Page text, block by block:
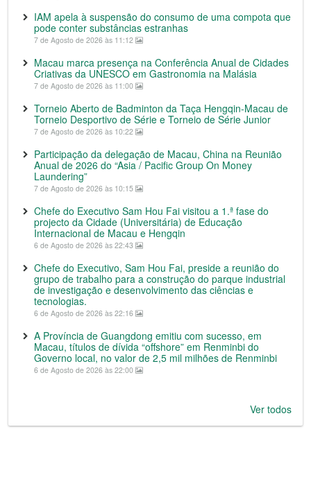
IAM apela à suspensão do consumo de uma compota que
pode conter substâncias estranhas
7 de Agosto de 2026 às 11:12
Macau marca presença na Conferência Anual de Cidades
Criativas da UNESCO em Gastronomia na Malásia
7 de Agosto de 2026 às 11:00
Torneio Aberto de Badminton da Taça Hengqin-Macau de
Torneio Desportivo de Série e Torneio de Série Junior
7 de Agosto de 2026 às 10:22
Participação da delegação de Macau, China na Reunião
Anual de 2026 do “Asia / Pacific Group On Money
Laundering”
7 de Agosto de 2026 às 10:15
Chefe do Executivo Sam Hou Fai visitou a 1.ª fase do
projecto da Cidade (Universitária) de Educação
Internacional de Macau e Hengqin
6 de Agosto de 2026 às 22:43
Chefe do Executivo, Sam Hou Fai, preside a reunião do
grupo de trabalho para a construção do parque industrial
de investigação e desenvolvimento das ciências e
tecnologias.
6 de Agosto de 2026 às 22:16
A Província de Guangdong emitiu com sucesso, em
Macau, títulos de dívida “offshore” em Renminbi do
Governo local, no valor de 2,5 mil milhões de Renminbi
6 de Agosto de 2026 às 22:00
Ver todos